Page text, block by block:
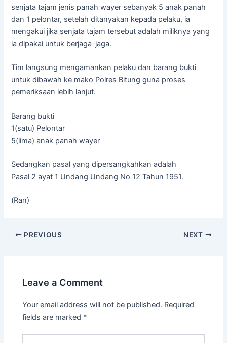
senjata tajam jenis panah wayer sebanyak 5 anak panah
dan 1 pelontar, setelah ditanyakan kepada pelaku, ia
mengakui jika senjata tajam tersebut adalah miliknya yang
ia dipakai untuk berjaga-jaga.
Tim langsung mengamankan pelaku dan barang bukti
untuk dibawah ke mako Polres Bitung guna proses
pemeriksaan lebih lanjut.
Barang bukti
1(satu) Pelontar
5(lima) anak panah wayer
Sedangkan pasal yang dipersangkahkan adalah
Pasal 2 ayat 1 Undang Undang No 12 Tahun 1951.
(Ran)
PREVIOUS NEXT
Leave a Comment
Your email address will not be published. Required
fields are marked *